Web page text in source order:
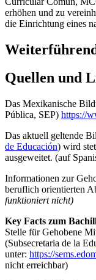
erhöhen und zu
die Einrichtung eines
Quellen und
Das Mexikanische
Pública, SEP) https://
Das aktuell geltende
de Educación) wird
ausgeweitet. (auf
Informationen zur
beruflich orientierten
funktioniert nicht)
Key Facts zum
Stelle für Gehobene
(Subsecretaria de la
unter: https://
nicht erreichbar)